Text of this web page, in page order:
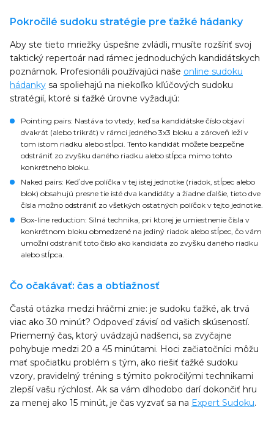
Pokročilé sudoku stratégie pre ťažké hádanky
Aby ste tieto mriežky úspešne zvládli, musíte rozšíriť svoj
taktický repertoár nad rámec jednoduchých kandidátskych
poznámok. Profesionáli používajúci naše online sudoku
hádanky sa spoliehajú na niekoľko kľúčových sudoku
stratégií, ktoré si ťažké úrovne vyžadujú:
Pointing pairs: Nastáva to vtedy, keď sa kandidátske číslo objaví
dvakrát (alebo trikrát) v rámci jedného 3x3 bloku a zároveň leží v
tom istom riadku alebo stĺpci. Tento kandidát môžete bezpečne
odstrániť zo zvyšku daného riadku alebo stĺpca mimo tohto
konkrétneho bloku.
Naked pairs: Keď dve políčka v tej istej jednotke (riadok, stĺpec alebo
blok) obsahujú presne tie isté dva kandidáty a žiadne ďalšie, tieto dve
čísla možno odstrániť zo všetkých ostatných políčok v tejto jednotke.
Box-line reduction: Silná technika, pri ktorej je umiestnenie čísla v
konkrétnom bloku obmedzené na jediný riadok alebo stĺpec, čo vám
umožní odstrániť toto číslo ako kandidáta zo zvyšku daného riadku
alebo stĺpca.
Čo očakávať: čas a obtiažnosť
Častá otázka medzi hráčmi znie: je sudoku ťažké, ak trvá
viac ako 30 minút? Odpoveď závisí od vašich skúseností.
Priemerný čas, ktorý uvádzajú nadšenci, sa zvyčajne
pohybuje medzi 20 a 45 minútami. Hoci začiatočníci môžu
mať spočiatku problém s tým, ako riešiť ťažké sudoku
vzory, pravidelný tréning s týmito pokročilými technikami
zlepší vašu rýchlosť. Ak sa vám dlhodobo darí dokončiť hru
za menej ako 15 minút, je čas vyzvať sa na Expert Sudoku.